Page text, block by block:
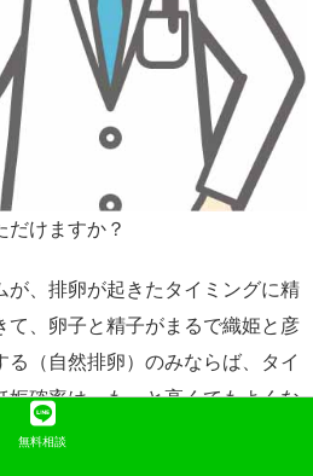
だけますか？
が、排卵が起きたタイミングに精
て、卵子と精子がまるで織姫と彦
（自然排卵）のみならば、タイ
娠確率は、もっと高くてもよくな
無料相談